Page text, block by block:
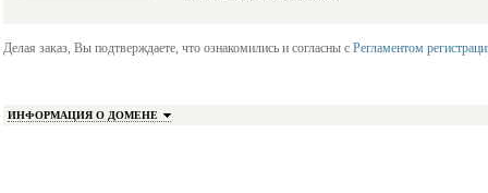
Делая заказ, Вы подтверждаете, что ознакомились и согласны с Регламентом
ИНФОРМАЦИЯ О ДОМЕНЕ